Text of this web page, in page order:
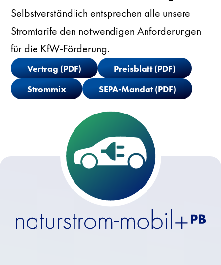
Selbstverständlich entsprechen alle unsere
Stromtarife den notwendigen Anforderungen
für die KfW-Förderung.
Vertrag (PDF)
Preisblatt (PDF)
Strommix
SEPA-Mandat (PDF)